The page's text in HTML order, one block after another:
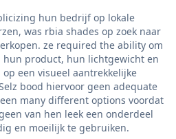
hun bedrijf op lokale
was rbia shades op zoek naar
ze required the ability om
hun product, hun lichtgewicht en
een visueel aantrekkelijke
bood hiervoor geen adequate
many different options voordat
van hen leek een onderdeel
en moeilijk te gebruiken.